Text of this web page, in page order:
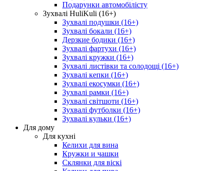
Подарунки автомобілісту
Зухвалі HuliKuli (16+)
Зухвалі подушки (16+)
Зухвалі бокали (16+)
Дерзкие бодики (16+)
Зухвалі фартухи (16+)
Зухвалі кружки (16+)
Зухвалі листівки та солодощі (16+)
Зухвалі кепки (16+)
Зухвалі екосумки (16+)
Зухвалі рамки (16+)
Зухвалі світшоти (16+)
Зухвалі футболки (16+)
Зухвалі кульки (16+)
Для дому
Для кухні
Келихи для вина
Кружки и чашки
Склянки для віскі